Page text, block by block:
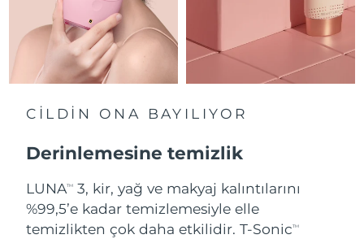
CİLDİN ONA BAYILIYOR
Derinlemesine temizlik
LUNATM
3, kir, yağ ve makyaj kalıntılarını
%99,5’e kadar temizlemesiyle elle
temizlikten çok daha etkilidir. T-SonicTM
Slovakya Tahmini teslim tarihi8/9/26
Slovenya Tahmini teslim tarihi8/9/26
Güney Afrika Tahmini teslim tarihi
Güney Kore Tahmini teslim tarihi
İspanya Tahmini teslim tarihi
İsveç Tahmini teslim tarihi